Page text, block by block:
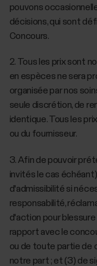
pouvons
décisions, qui sont
Concours.
‎2. Tous les prix sont
en espèces ne sera
organisée par nos
seule discrétion, de
identique. Tous les
ou du fournisseur.
3. Afin de pouvoir
invités le cas
d'admissibilité si
responsabilité,
d'action pour
rapport avec le
ou de toute partie de
notre part ; et (3) de